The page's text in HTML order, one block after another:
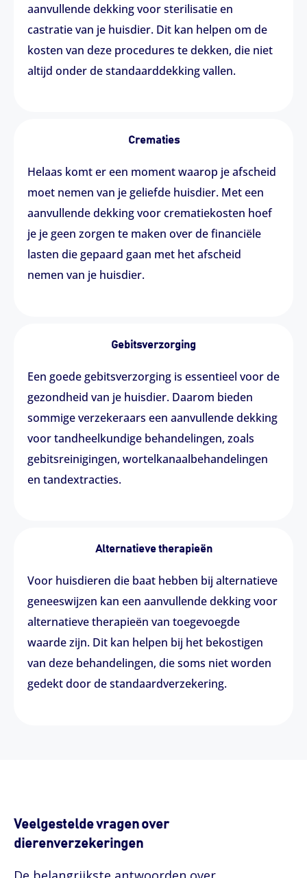
aanvullende dekking voor sterilisatie en
castratie van je huisdier. Dit kan helpen om de
kosten van deze procedures te dekken, die niet
altijd onder de standaarddekking vallen.
Crematies
Helaas komt er een moment waarop je afscheid
moet nemen van je geliefde huisdier. Met een
aanvullende dekking voor crematiekosten hoef
je je geen zorgen te maken over de financiële
lasten die gepaard gaan met het afscheid
nemen van je huisdier.
Gebitsverzorging
Een goede gebitsverzorging is essentieel voor de
gezondheid van je huisdier. Daarom bieden
sommige verzekeraars een aanvullende dekking
voor tandheelkundige behandelingen, zoals
gebitsreinigingen, wortelkanaalbehandelingen
en tandextracties.
Alternatieve therapieën
Voor huisdieren die baat hebben bij alternatieve
geneeswijzen kan een aanvullende dekking voor
alternatieve therapieën van toegevoegde
waarde zijn. Dit kan helpen bij het bekostigen
van deze behandelingen, die soms niet worden
gedekt door de standaardverzekering.
Veelgestelde vragen over
dierenverzekeringen